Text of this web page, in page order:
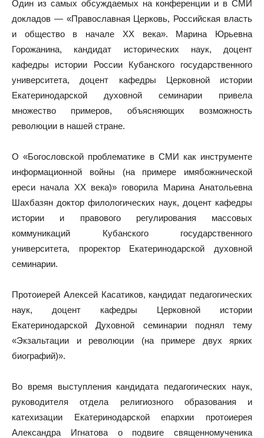
Один из самых обсуждаемых на конференции и в СМИ
докладов — «Православная Церковь, Российская власть
и общество в начале ХХ века». Марина Юрьевна
Горожанина, кандидат исторических наук, доцент
кафедры истории России Кубанского государственного
университета, доцент кафедры Церковной истории
Екатеринодарской духовной семинарии привела
множество примеров, объясняющих возможность
революции в нашей стране.
О «Богословской проблематике в СМИ как инструменте
информационной войны (на примере имябожнической
ереси начала ХХ века)» говорила Марина Анатольевна
Шахбазян доктор филологических наук, доцент кафедры
истории и правового регулирования массовых
коммуникаций Кубанского государственного
университета, проректор Екатеринодарской духовной
семинарии.
Протоиерей Алексей Касатиков, кандидат педагогических
наук, доцент кафедры Церковной истории
Екатеринодарской Духовной семинарии поднял тему
«Экзальтации и революции (на примере двух ярких
биографий)».
Во время выступления кандидата педагогических наук,
руководителя отдела религиозного образования и
катехизации Екатеринодарской епархии протоиерея
Александра Игнатова о подвиге священномученика